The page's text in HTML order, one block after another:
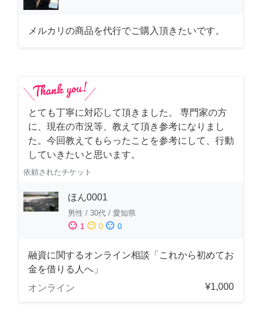
メルカリの商品を代行でご購入頂きたいです。
とても丁寧に対応して頂きました。 専門家の方
に、現在の市況等、教えて頂き参考になりまし
た。今回教えてもらったことを参考にして、行動
していきたいと思います。
依頼されたチケット
ほん0001
男性 / 30代 / 愛知県
sentiment_satisfied 1 sentiment_neutral 0 sentiment_dissatisfied 0
融資に関するオンライン相談「これから初めてお
金を借りる人へ」
オンライン
¥1,000